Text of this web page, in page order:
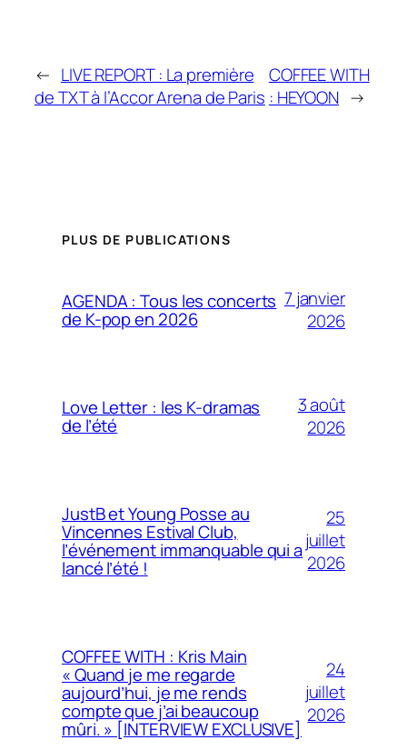
← LIVE REPORT : La première
de TXT à l’Accor Arena de Paris
COFFEE WITH
: HEYOON →
PLUS DE PUBLICATIONS
AGENDA : Tous les concerts
de K-pop en 2026
7 janvier
2026
Love Letter : les K-dramas
de l’été
3 août
2026
JustB et Young Posse au
Vincennes Estival Club,
l’événement immanquable qui a
lancé l’été !
25
juillet
2026
COFFEE WITH : Kris Main
« Quand je me regarde
aujourd’hui, je me rends
compte que j’ai beaucoup
mûri. » [INTERVIEW EXCLUSIVE]
24
juillet
2026